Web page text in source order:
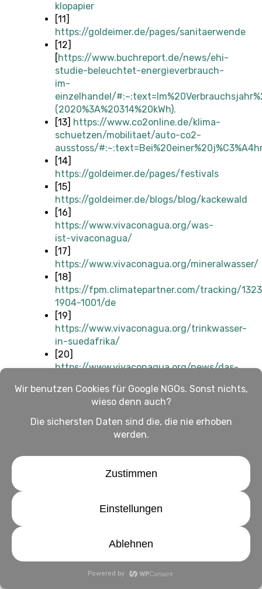
klopapier
[11]
https://goldeimer.de/pages/sanitaerwende
[12]
https://www.buchreport.de/news/ehi-
studie-beleuchtet-energieverbrauch-
im-
einzelhandel/
(2020%3A%20314%20kWh).
[13]
https://www.co2online.de/klima-
schuetzen/mobilitaet/auto-co2-
ausstoss/
[14]
https://goldeimer.de/pages/festivals
[15]
https://goldeimer.de/blogs/blog/kackewald
[16]
https://www.vivaconagua.org/was-
ist-vivaconagua/
[17]
https://www.vivaconagua.org/mineralwasser/
[18]
https://fpm.climatepartner.com/tracking/
1904-1001/de
[19]
https://www.vivaconagua.org/trinkwasser-
in-suedafrika/
[20]
https://www.vivaconagua.org/news/das-
ganzheitlicher-ansatz/
https://planet-a.com/wp-
content/uploads/2022/12/wildplastic-
lca-summary-published.pdf
https://goldeimer.de/policies/legal-
content/uploads/2024/06/VcA-
Helfen Helping Others